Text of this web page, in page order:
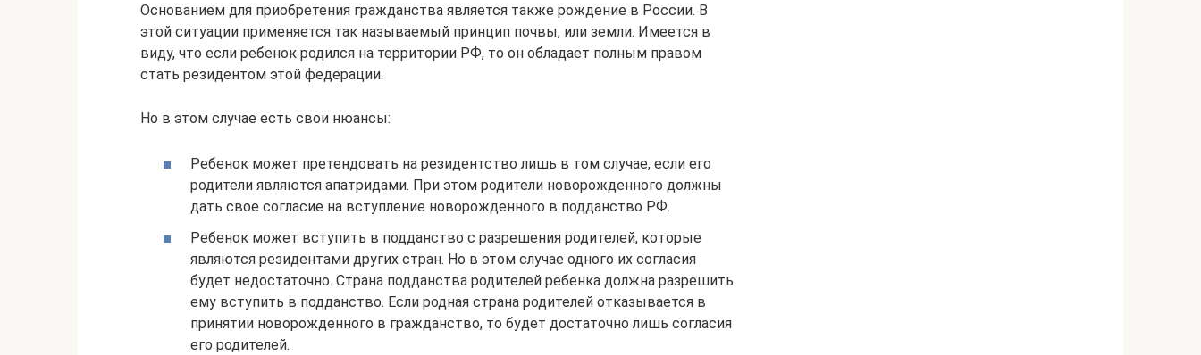
Основанием для приобретения гражданства является также рождение в России. В
этой ситуации применяется так называемый принцип почвы, или земли. Имеется в
виду, что если ребенок родился на территории РФ, то он обладает полным правом
стать резидентом этой федерации.
Но в этом случае есть свои нюансы:
Ребенок может претендовать на резидентство лишь в том случае, если его
родители являются апатридами. При этом родители новорожденного должны
дать свое согласие на вступление новорожденного в подданство РФ.
Ребенок может вступить в подданство с разрешения родителей, которые
являются резидентами других стран. Но в этом случае одного их согласия
будет недостаточно. Страна подданства родителей ребенка должна разрешить
ему вступить в подданство. Если родная страна родителей отказывается в
принятии новорожденного в гражданство, то будет достаточно лишь согласия
его родителей.